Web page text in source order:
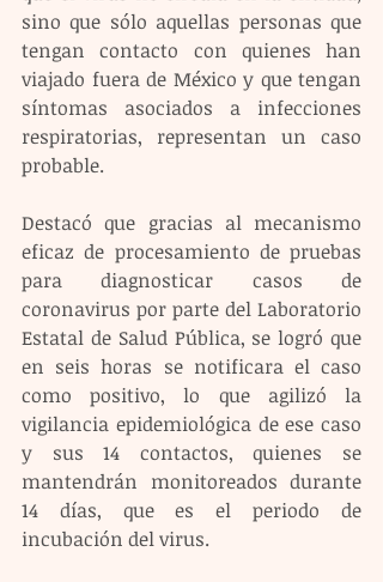
sino que sólo aquellas personas que
tengan contacto con quienes han
viajado fuera de México y que tengan
síntomas asociados a infecciones
respiratorias, representan un caso
probable.
Destacó que gracias al mecanismo
eficaz de procesamiento de pruebas
para diagnosticar casos de
coronavirus por parte del Laboratorio
Estatal de Salud Pública, se logró que
en seis horas se notificara el caso
como positivo, lo que agilizó la
vigilancia epidemiológica de ese caso
y sus 14 contactos, quienes se
mantendrán monitoreados durante
14 días, que es el periodo de
incubación del virus.